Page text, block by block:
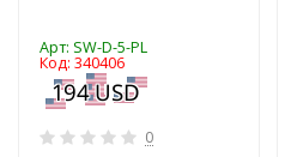
Арт: SW-D-5-PL
Код: 340406
0